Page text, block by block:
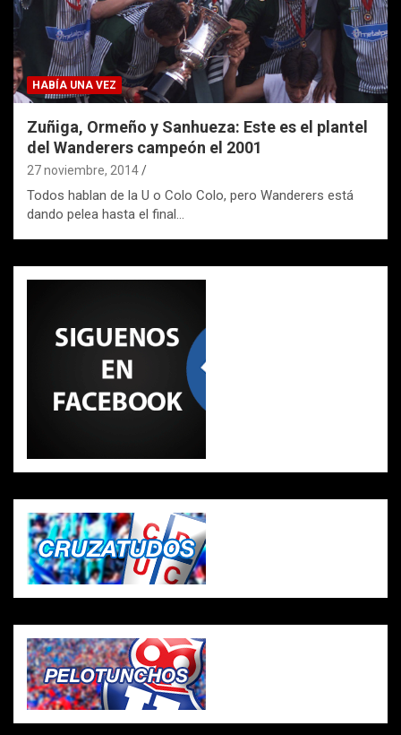
HABÍA UNA VEZ
Zuñiga, Ormeño y Sanhueza: Este es el plantel
del Wanderers campeón el 2001
27 noviembre, 2014
Todos hablan de la U o Colo Colo, pero Wanderers está
dando pelea hasta el final…